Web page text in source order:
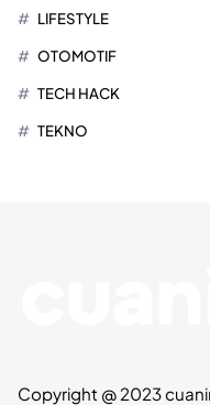
LIFESTYLE
OTOMOTIF
TECH HACK
TEKNO
Copyright @ 2023